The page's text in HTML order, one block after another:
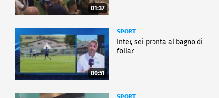
01:37
00:51
SPORT
Inter, sei pronta al bagno di
folla?
SPORT